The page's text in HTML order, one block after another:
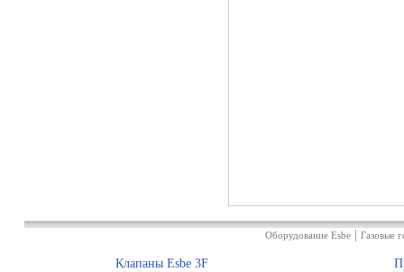
Оборудование Esbe Газовые
Клапаны Esbe 3F